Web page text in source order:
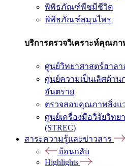
พิพิธภัณฑ์พืชมีชีวิต
พิพิธภัณฑ์สมุนไพร
บริการตรวจวิเคราะห์คุณภา
ศูนย์วิทยาศาสตร์ฮาลา
ศูนย์ความเป็นเลิศด้าน
อันตราย
ตรวจสอบคุณภาพสิ่งแ
ศูนย์เครื่องมือวิจัยวิทย
(STREC)
สาระความรู้และข่าวสาร
ย้อนกลับ
Highlights